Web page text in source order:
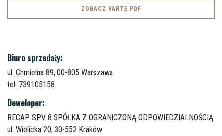
ZOBACZ KARTĘ PDF
Biuro sprzedaży:
ul. Chmielna 89, 00-805 Warszawa
tel: 739105158
Deweloper:
RECAP SPV 8 SPÓŁKA Z OGRANICZONĄ ODPOWIEDZIALNOŚCIĄ
ul. Wielicka 20, 30-552 Kraków